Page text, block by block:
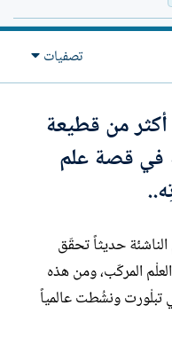
م
ا
ك
ت
تصفيات
من قطيعة
في قصة علم
الناشئة حديثاً تحقّق
المركّب، ومن هذه
تبلْورت ونشُطت عالمياً